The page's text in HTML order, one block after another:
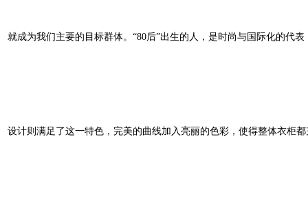
就成为我们主要的目标群体。“80后”出生的人，是时尚与国际化的代
设计则满足了这一特色，完美的曲线加入亮丽的色彩，使得整体衣柜